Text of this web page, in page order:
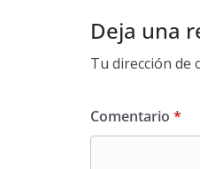
Deja una
Tu dirección de
Comentario *